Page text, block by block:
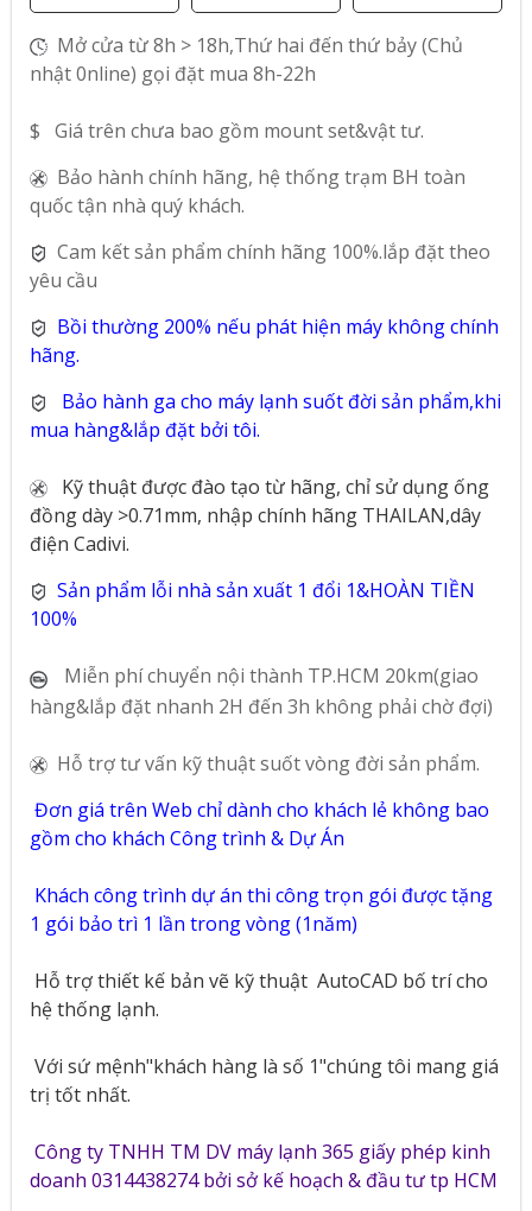
Mở cửa từ 8h > 18h,Thứ hai đến thứ bảy (Chủ
nhật 0nline) gọi đặt mua 8h-22h
$ Giá trên chưa bao gồm mount set&vật tư.
Bảo hành chính hãng, hệ thống trạm BH toàn
quốc tận nhà quý khách.
Cam kết sản phẩm chính hãng 100%.lắp đặt theo
yêu cầu
Bồi thường 200% nếu phát hiện máy không chính
hãng.
Bảo hành ga cho máy lạnh suốt đời sản phẩm,khi
mua hàng&lắp đặt bởi tôi.
Kỹ thuật được đào tạo từ hãng, chỉ sử dụng ống
đồng dày >0.71mm, nhập chính hãng THAILAN,dây
điện Cadivi.
Sản phẩm lỗi nhà sản xuất 1 đổi 1&HOÀN TIỀN
100%
Miễn phí chuyển nội thành TP.HCM 20km(giao
hàng&lắp đặt nhanh 2H đến 3h không phải chờ đợi)
Hỗ trợ tư vấn kỹ thuật suốt vòng đời sản phẩm.
Đơn giá trên Web chỉ dành cho khách lẻ không bao
gồm cho khách Công trình & Dự Án
Khách công trình dự án thi công trọn gói được tặng
1 gói bảo trì 1 lần trong vòng (1năm)
Hỗ trợ thiết kế bản vẽ kỹ thuật AutoCAD bố trí cho
hệ thống lạnh.
Với sứ mệnh"khách hàng là số 1"chúng tôi mang giá
trị tốt nhất.
Công ty TNHH TM DV máy lạnh 365 giấy phép kinh
doanh 0314438274 bởi sở kế hoạch & đầu tư tp HCM